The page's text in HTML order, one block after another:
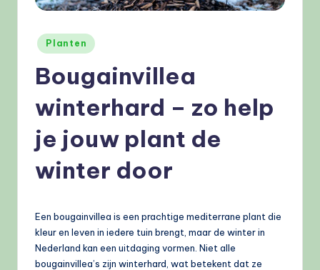
Geplaatst
in
Planten
Bougainvillea
winterhard – zo help
je jouw plant de
winter door
Een bougainvillea is een prachtige mediterrane plant die
kleur en leven in iedere tuin brengt, maar de winter in
Nederland kan een uitdaging vormen. Niet alle
bougainvillea’s zijn winterhard, wat betekent dat ze